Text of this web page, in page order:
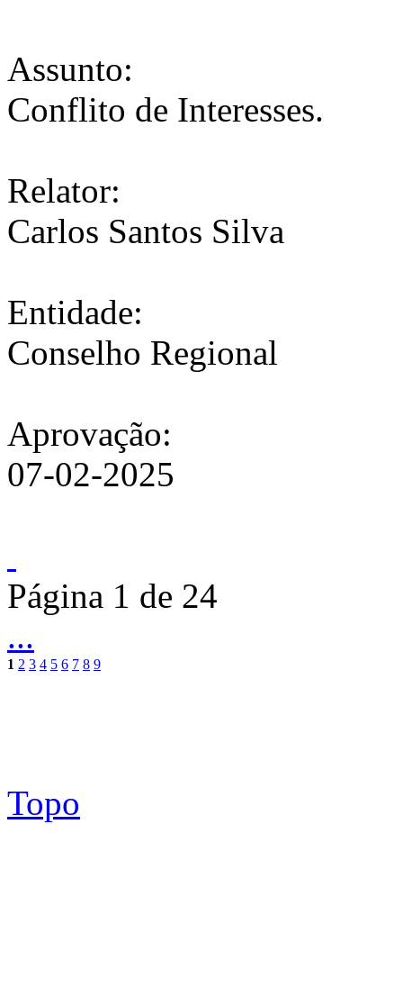
Assunto:
Conflito de Interesses.
Relator:
Carlos Santos Silva
Entidade:
Conselho Regional
Aprovação:
07-02-2025
Página 1 de 24
...
1 2 3 4 5 6 7 8 9
Topo